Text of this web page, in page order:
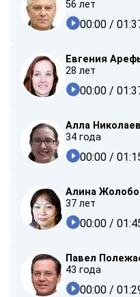
56 лет
00:00 /
Евгения
28 лет
00:00 /
Алла
34 года
00:00 /
Алина
37 лет
00:00 /
Павел
43 года
00:00 /